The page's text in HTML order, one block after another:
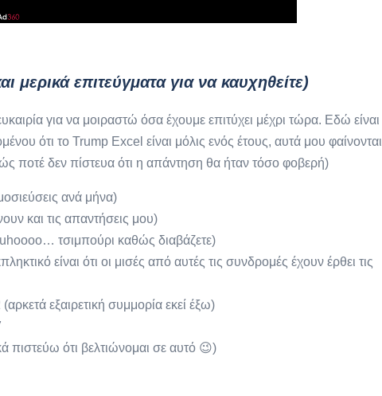
επιτεύγματα για να καυχηθείτε)
για να μοιραστώ όσα έχουμε επιτύχει μέχρι τώρα. Εδώ είναι
ότι το Trump Excel είναι μόλις ενός έτους, αυτά μου φαίνονται
ποτέ δεν πίστευα ότι η απάντηση θα ήταν τόσο φοβερή)
ανά μήνα)
και τις απαντήσεις μου)
τσιμπούρι καθώς διαβάζετε)
είναι ότι οι μισές από αυτές τις συνδρομές έχουν έρθει τις
εξαιρετική συμμορία εκεί έξω)
πιστεύω ότι βελτιώνομαι σε αυτό 😉)